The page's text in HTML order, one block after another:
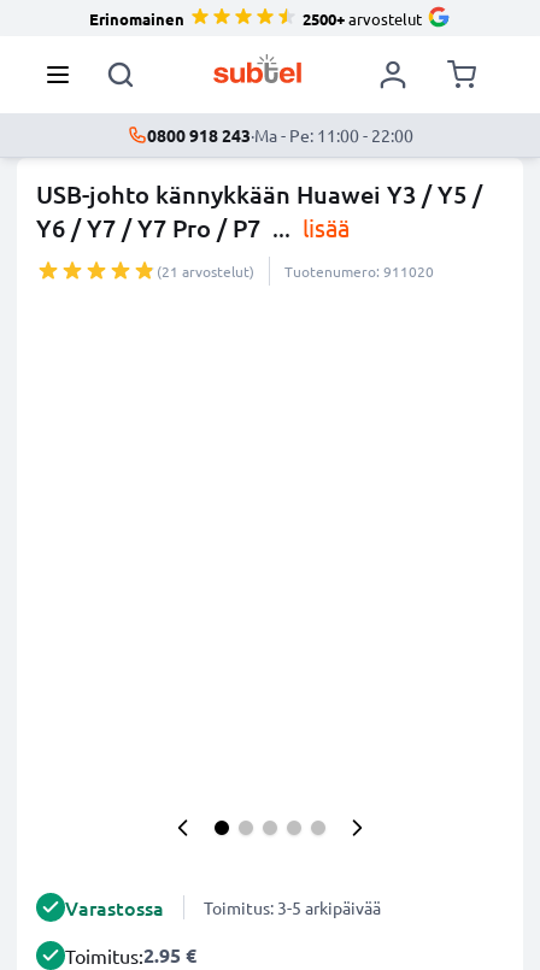
Erinomainen 2500+arvostelut
0800 918 243·Ma - Pe: 11:00 - 22:00
USB-johto kännykkään Huawei Y3 / Y5 /
Y6 / Y7 / Y7 Pro / P7 ... lisää
(21 arvostelut) Tuotenumero: 911020
Varastossa Toimitus: 3-5 arkipäivää
Toimitus:2.95 €